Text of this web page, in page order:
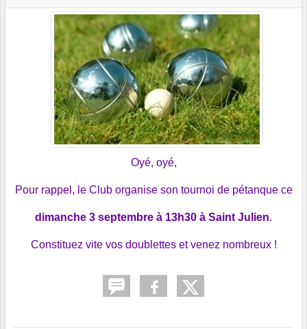
Oyé, oyé,
Pour rappel, le Club organise son tournoi de pétanque ce
dimanche 3 septembre à 13h30 à Saint Julien.
Constituez vite vos doublettes et venez nombreux !